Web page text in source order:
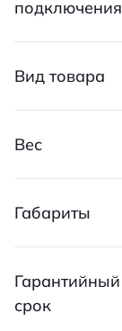
подключения
Вид товара
Вес
Габариты
Гарантийный
срок